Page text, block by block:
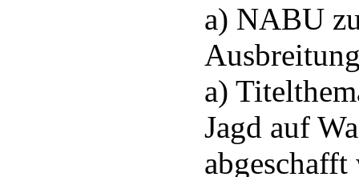
a) NABU
a)
Jagd auf
abgeschafft